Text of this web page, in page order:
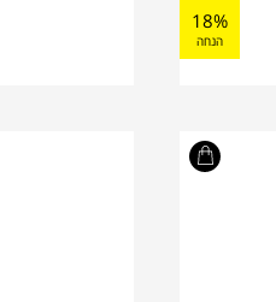
18%
הנחה